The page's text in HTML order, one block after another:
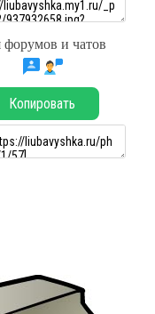
форумов и чатов
Копировать